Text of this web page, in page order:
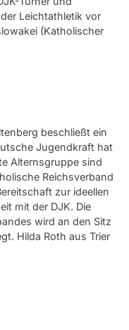
Leichtathletik vor
(Katholischer
beschließt ein
Jugendkraft hat
Alternsgruppe sind
Reichsverband
zur ideellen
mit der DJK. Die
wird an den Sitz
Hilda Roth aus Trier